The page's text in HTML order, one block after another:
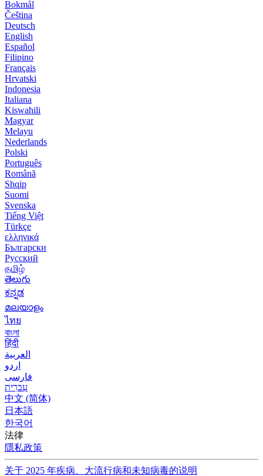
Bokmål
Čeština
Deutsch
English
Español
Filipino
Français
Hrvatski
Indonesia
Italiana
Kiswahili
Magyar
Melayu
Nederlands
Polski
Português
Română
Shqip
Suomi
Svenska
Tiếng Việt
Türkçe
ελληνικά
Български
Русский
தமிழ்
తెలుగు
ಕನ್ನಡ
മലയാളം
ไทย
বাংলা
हिंदी
العربية
اردو
فارسی
עִברִית
中文 (简体)
日本語
한국어
法律
隱私政策
关于 2025 年疾病、大流行病和未知病毒的说明